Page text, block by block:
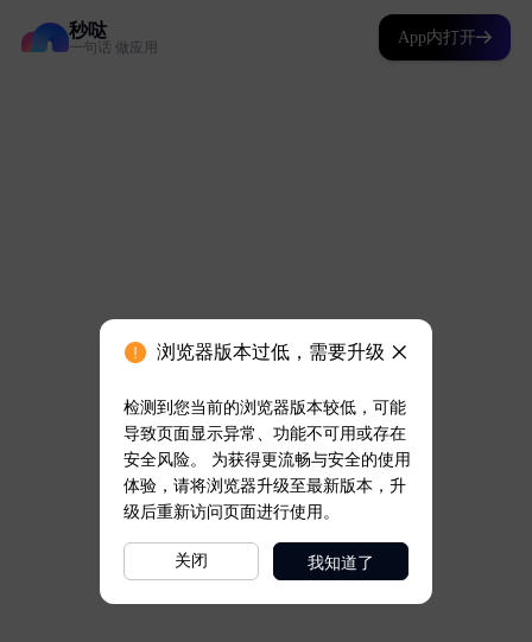
秒哒
一句话 做应用
App内打开
浏览器版本过低，需要升级
检测到您当前的浏览器版本较低，可能
导致页面显示异常、功能不可用或存在
安全风险。 为获得更流畅与安全的使用
体验，请将浏览器升级至最新版本，升
级后重新访问页面进行使用。
关闭 我知道了